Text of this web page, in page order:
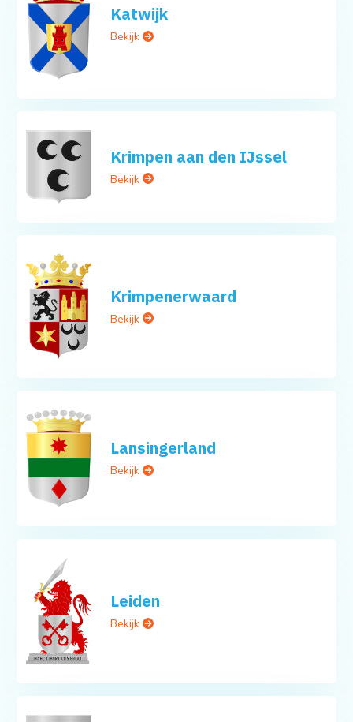
Katwijk
Bekijk
Krimpen aan den IJssel
Bekijk
Krimpenerwaard
Bekijk
Lansingerland
Bekijk
Leiden
Bekijk